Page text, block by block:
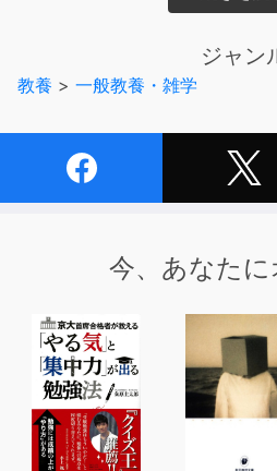
めったに文章を書かない人にも
くなる文章のからくり」を楽し
います。
バズるつかみ
嵐の前モデル 村田喜代子の展開
対にしてみるモデル 北原白秋の
炎上回避モデル 山﨑ナオコーラ
CHAPTER2
バズる文体
5音9音ぶつ切りモデル 村上春樹
ジャン
教養 > 一般教養・雑学
今、あなたに